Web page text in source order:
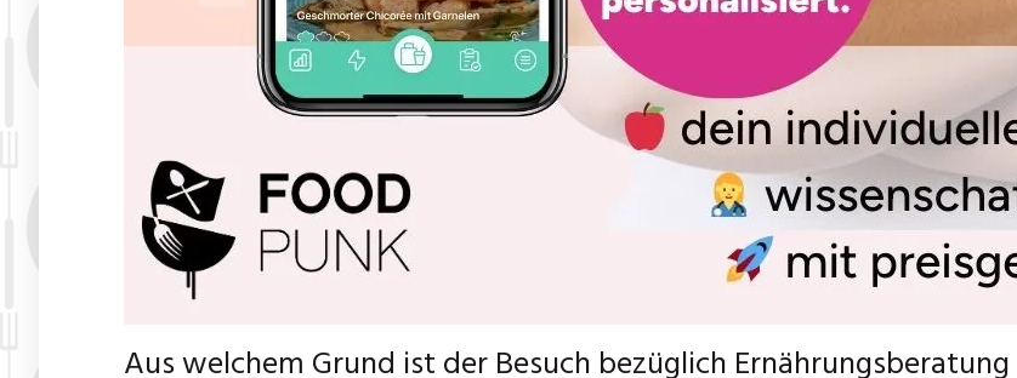
Aus welchem Grund ist der Besuch bezüglich Ernährungsberatung